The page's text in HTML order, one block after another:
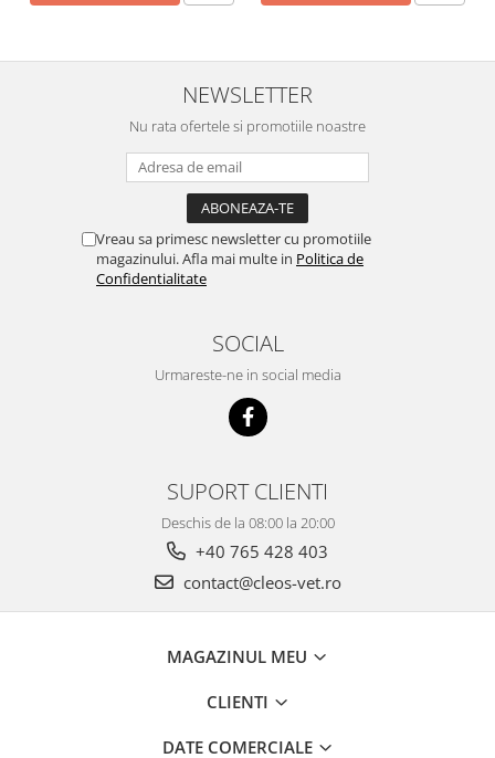
NEWSLETTER
Nu rata ofertele si promotiile noastre
Vreau sa primesc newsletter cu promotiile
magazinului. Afla mai multe in Politica de
Confidentialitate
SOCIAL
Urmareste-ne in social media
SUPORT CLIENTI
Deschis de la 08:00 la 20:00
+40 765 428 403
contact@cleos-vet.ro
MAGAZINUL MEU
CLIENTI
DATE COMERCIALE